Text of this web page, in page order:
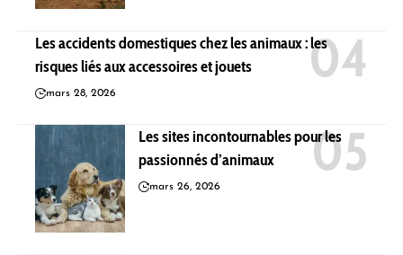
Les accidents domestiques chez les animaux : les
risques liés aux accessoires et jouets
mars 28, 2026
Les sites incontournables pour les
passionnés d’animaux
mars 26, 2026